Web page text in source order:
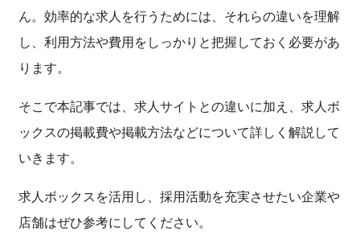
ん。効率的な求人を行うためには、それらの違いを理解
し、利用方法や費用をしっかりと把握しておく必要があ
ります。
そこで本記事では、求人サイトとの違いに加え、求人ボ
ックスの掲載費や掲載方法などについて詳しく解説して
いきます。
求人ボックスを活用し、採用活動を充実させたい企業や
店舗はぜひ参考にしてください。